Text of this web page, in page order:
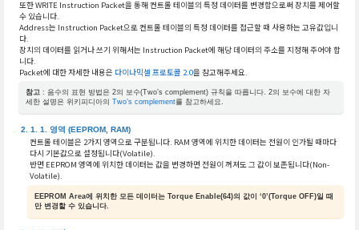
또한 WRITE Instruction Packet을 통해 컨트롤 테이블의 특정 데이터를 변경함으로써 장치를 제어할
수 있습니다.
Address는 Instruction Packet으로 컨트롤 테이블의 특정 데이터를 접근할 때 사용하는 고유값입니
다.
장치의 데이터를 읽거나 쓰기 위해서는 Instruction Packet에 해당 데이터의 주소를 지정해 주어야 합
니다.
Packet에 대한 자세한 내용은 다이나믹셀 프로토콜 2.0을 참고해주세요.
참고: 음수의 표현 방법은 2의 보수(Two’s complement) 규칙을 따릅니다. 2의 보수에 대한 자
세한 설명은 위키피디아의 Two’s complement를 참고하세요.
영역 (EEPROM, RAM)
컨트롤 테이블은 2가지 영역으로 구분됩니다. RAM 영역에 위치한 데이터는 전원이 인가될 때마다
다시 기본값으로 설정됩니다(Volatile).
반면 EEPROM 영역에 위치한 데이터는 값을 변경하면 전원이 꺼져도 그 값이 보존됩니다(Non-
Volatile).
EEPROM Area에 위치한 모든 데이터는 Torque Enable(64)의 값이 ‘0’(Torque OFF)일 때
만 변경할 수 있습니다.